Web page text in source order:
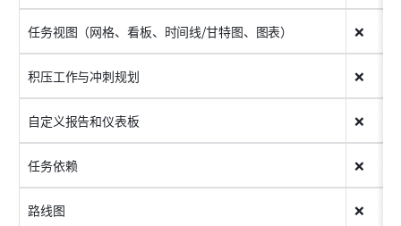
任务视图（网格、看板、时间线/甘特图、图表） ❌
积压工作与冲刺规划 ❌
自定义报告和仪表板 ❌
任务依赖 ❌
路线图 ❌